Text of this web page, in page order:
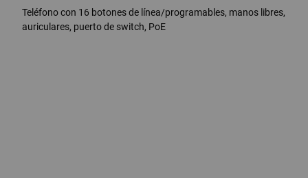
Teléfono con 16 botones de línea/programables, manos libres,
auriculares, puerto de switch, PoE